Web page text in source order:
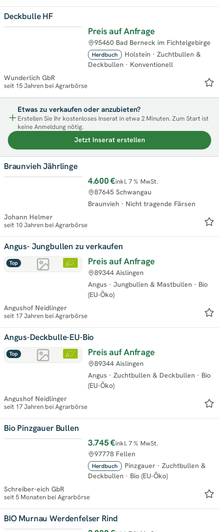
Deckbulle HF
Preis auf Anfrage
Herdbuch Holstein · Zuchtbullen &
Deckbullen · Konventionell
95460 Bad Berneck im Fichtelgebirge
Wunderlich GbR
seit 15 Jahren bei Agrarbörse
Etwas zu verkaufen oder anzubieten?
Erstellen Sie Ihr kostenloses Inserat in etwa 2 Minuten. Zum Start ist
keine Anmeldung nötig.
Jetzt Inserat erstellen
Braunvieh Jährlinge
4.600 €inkl. 7 % MwSt.
Braunvieh · Nicht tragende Färsen
87645 Schwangau
Johann Helmer
seit 10 Jahren bei Agrarbörse
Top
Angus- Jungbullen zu verkaufen
Preis auf Anfrage
Angus · Jungbullen & Mastbullen · Bio
(EU-Öko)
89344 Aislingen
Angushof Neidlinger
seit 17 Jahren bei Agrarbörse
Top
Angus-Deckbulle-EU-Bio
Preis auf Anfrage
Angus · Zuchtbullen & Deckbullen · Bio
(EU-Öko)
89344 Aislingen
Angushof Neidlinger
seit 17 Jahren bei Agrarbörse
Bio Pinzgauer Bullen
3.745 €inkl. 7 % MwSt.
Herdbuch Pinzgauer · Zuchtbullen &
Deckbullen · Bio (EU-Öko)
97778 Fellen
Schreiber-eich GbR
seit 5 Monaten bei Agrarbörse
BIO Murnau Werdenfelser Rind